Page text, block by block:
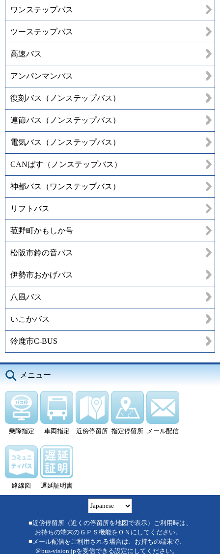
ワンステップバス
ツーステップバス
高速バス
アンパンマンバス
復刻バス（ノンステップバス）
連節バス（ノンステップバス）
電気バス（ノンステップバス）
CANばす（ノンステップバス）
神都バス（ワンステップバス）
リフトバス
菰野町かもしか号
松阪市鈴の音バス
伊勢市おかげバス
八風バス
いこかバス
鈴鹿市C-BUS
メニュー
乗降指定 車両指定 近傍停留所 指定停留所 メール配信
路線図 遅延証明書
■近傍停留所（近くの停留所を地図で表示）ご利用時は、
お持ちの端末のＧＰＳ機能をＯＮにしてください。
■メール配信をご利用される場合は、お持ちの端末で、
＠bus-vision.jpを受信できる設定にしてください。